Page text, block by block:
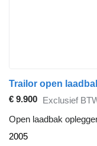
Trailor open
€ 9.900 Exclusief
Open laadbak
2005